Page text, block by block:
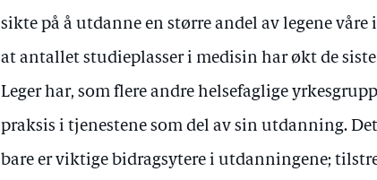
sikte på å utdanne en større andel av legene
at antallet studieplasser i medisin har økt de siste
Leger har, som flere andre helsefaglige
praksis i tjenestene som del av sin utdanning.
bare er viktige bidragsytere i utdanningene;